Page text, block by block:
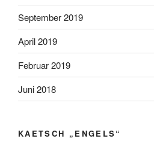
September 2019
April 2019
Februar 2019
Juni 2018
KAETSCH „ENGELS“